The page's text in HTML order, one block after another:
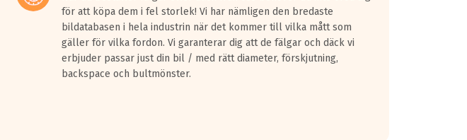
för att köpa dem i fel storlek! Vi har nämligen den bredaste
bildatabasen i hela industrin när det kommer till vilka mått som
gäller för vilka fordon. Vi garanterar dig att de fälgar och däck vi
erbjuder passar just din bil / med rätt diameter, förskjutning,
backspace och bultmönster.